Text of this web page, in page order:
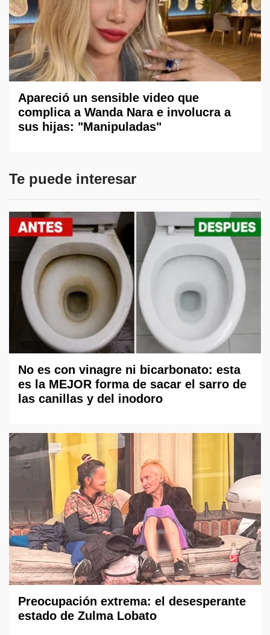
Apareció un sensible video que
complica a Wanda Nara e involucra a
sus hijas: "Manipuladas"
Te puede interesar
No es con vinagre ni bicarbonato: esta
es la MEJOR forma de sacar el sarro de
las canillas y del inodoro
Preocupación extrema: el desesperante
estado de Zulma Lobato